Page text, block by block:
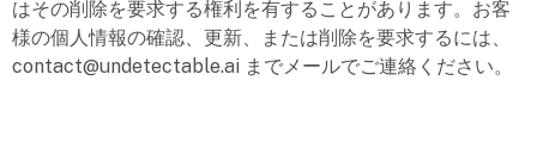
はその削除を要求する権利を有することがあります。お客
様の個人情報の確認、更新、または削除を要求するには、
contact@undetectable.ai までメールでご連絡ください。